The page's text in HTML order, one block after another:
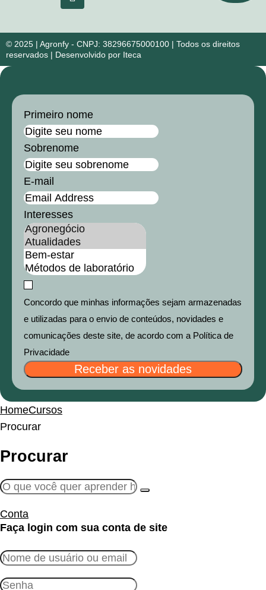
© 2025 | Agronfy - CNPJ: 38296675000100 | Todos os direitos
reservados | Desenvolvido por Iteca
Primeiro nome
Sobrenome
E-mail
Interesses
Concordo que minhas informações sejam armazenadas
e utilizadas para o envio de conteúdos, novidades e
comunicações deste site, de acordo com a Política de
Privacidade
Receber as novidades
HomeCursos
Procurar
Procurar
Conta
Faça login com sua conta de site